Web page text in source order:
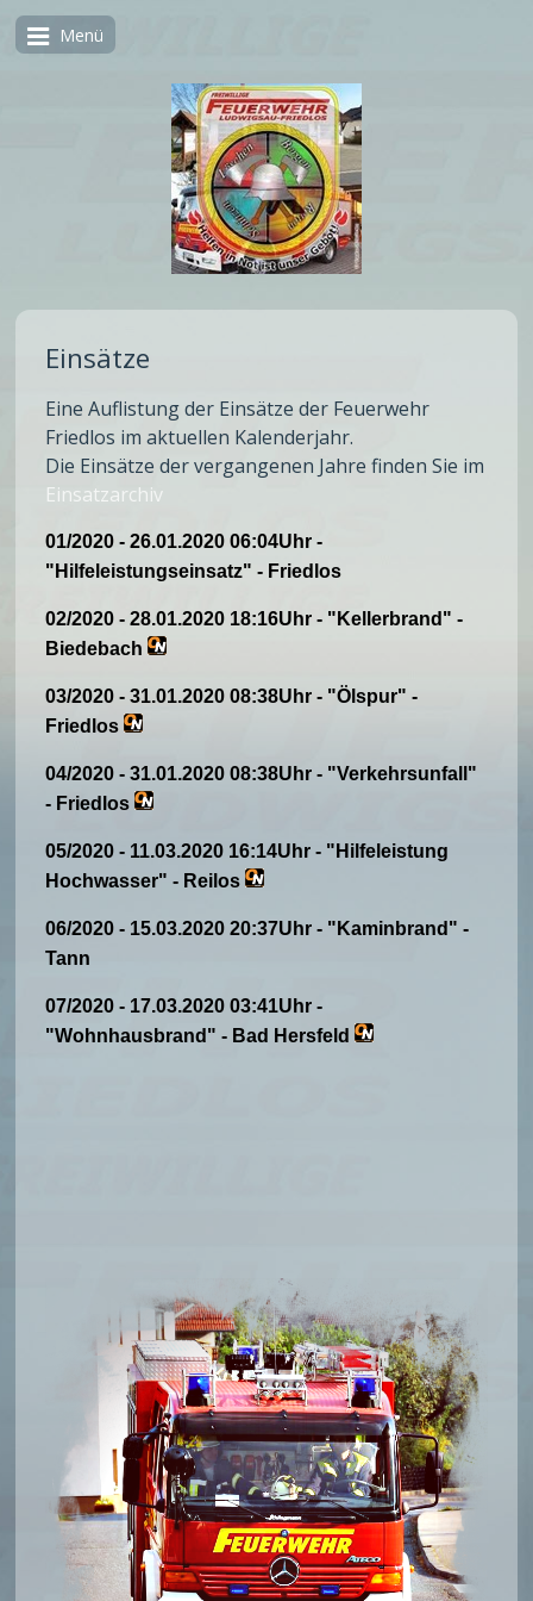
Menü
Einsätze
Eine Auflistung der Einsätze der Feuerwehr
Friedlos im aktuellen Kalenderjahr.
Die Einsätze der vergangenen Jahre finden Sie im
Einsatzarchiv
01/2020 - 26.01.2020 06:04Uhr -
"Hilfeleistungseinsatz" - Friedlos
02/2020 - 28.01.2020 18:16Uhr - "Kellerbrand" -
Biedebach
03/2020 - 31.01.2020 08:38Uhr - "Ölspur" -
Friedlos
04/2020 - 31.01.2020 08:38Uhr - "Verkehrsunfall"
- Friedlos
05/2020 - 11.03.2020 16:14Uhr - "Hilfeleistung
Hochwasser" - Reilos
06/2020 - 15.03.2020 20:37Uhr - "Kaminbrand" -
Tann
07/2020 - 17.03.2020 03:41Uhr -
"Wohnhausbrand" - Bad Hersfeld